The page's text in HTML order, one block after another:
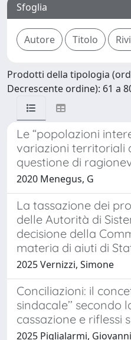
Sfoglia
Prodotti della tipologia
Decrescente ordine): 61 a
Le “popolazioni
variazioni territoriali
questione di
2020 Menegus, G
La tassazione dei
delle Autorità di
decisione della
materia di aiuti di
2025 Vernizzi, Simone
Conciliazioni: il
sindacale’’ secondo
cassazione e riflessi
2025 Piglialarmi, Giovanni